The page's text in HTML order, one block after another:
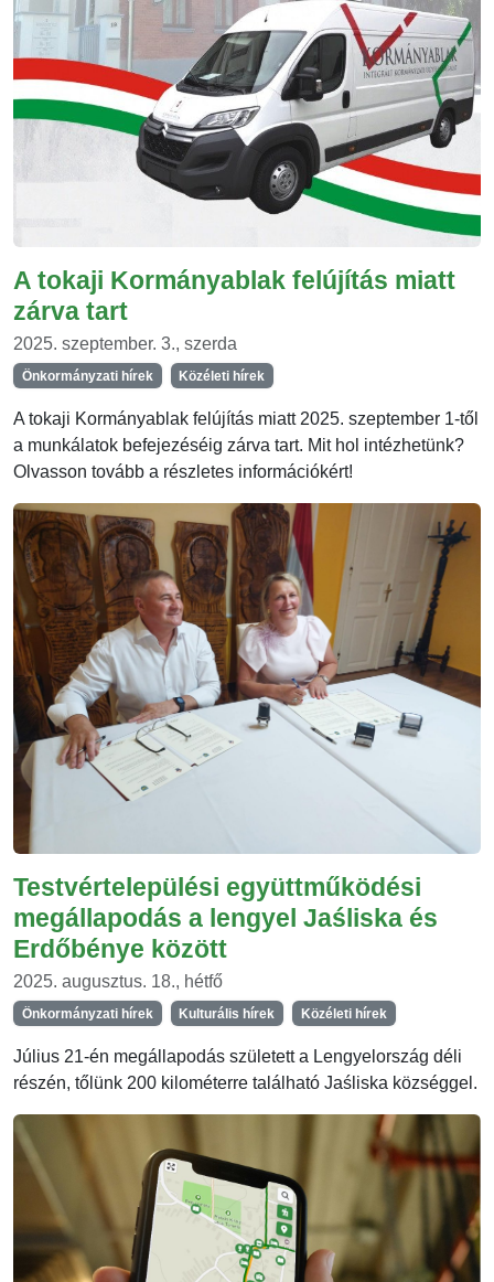
A tokaji Kormányablak felújítás miatt
zárva tart
2025. szeptember. 3., szerda
Önkormányzati hírek Közéleti hírek
A tokaji Kormányablak felújítás miatt 2025. szeptember 1-től
a munkálatok befejezéséig zárva tart. Mit hol intézhetünk?
Olvasson tovább a részletes információkért!
Testvértelepülési együttműködési
megállapodás a lengyel Jaśliska és
Erdőbénye között
2025. augusztus. 18., hétfő
Önkormányzati hírek Kulturális hírek Közéleti hírek
Július 21-én megállapodás született a Lengyelország déli
részén, tőlünk 200 kilométerre található Jaśliska községgel.